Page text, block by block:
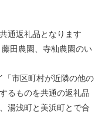
通返礼品となります
田農園、寺杣農園のい
「市区町村が近隣の他の
るものを共通の返礼品
湯浅町と美浜町とで合